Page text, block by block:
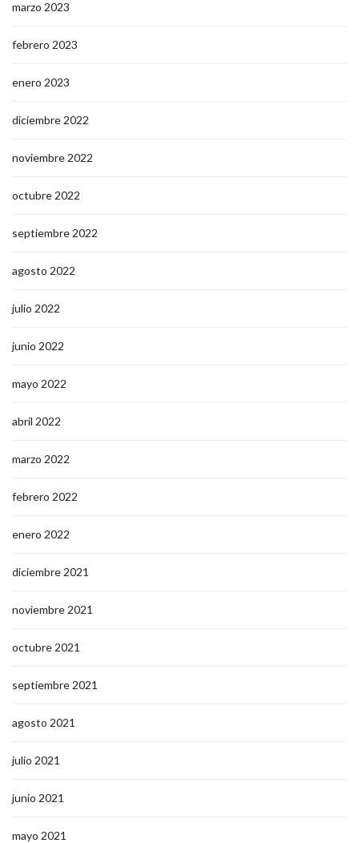
marzo 2023
febrero 2023
enero 2023
diciembre 2022
noviembre 2022
octubre 2022
septiembre 2022
agosto 2022
julio 2022
junio 2022
mayo 2022
abril 2022
marzo 2022
febrero 2022
enero 2022
diciembre 2021
noviembre 2021
octubre 2021
septiembre 2021
agosto 2021
julio 2021
junio 2021
mayo 2021